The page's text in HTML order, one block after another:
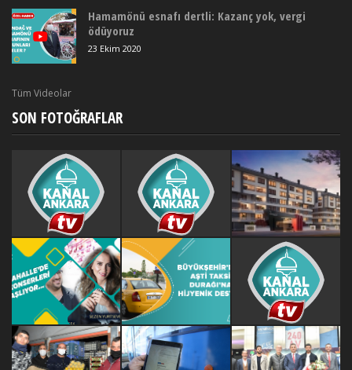
Hamamönü esnafı dertli: Kazanç yok, vergi
ödüyoruz
23 Ekim 2020
Tüm Videolar
SON FOTOĞRAFLAR